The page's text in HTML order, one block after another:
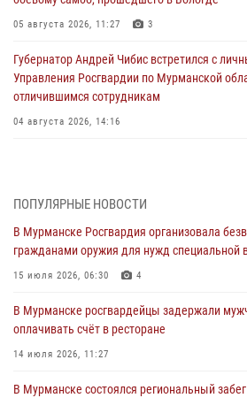
05 августа 2026, 11:27 3
Губернатор Андрей Чибис встретился с
Управления Росгвардии по Мурманской
отличившимся сотрудникам
04 августа 2026, 14:16
04 августа 2026, 08:54
Морской отряд Северо - Западного округа
лет со дня образования
03 августа 2026, 12:23
Сотрудники вневедомственной охраны
хулиганские действия дебошира на
города Кандалакши
ПОПУЛЯРНЫЕ НОВОСТИ
В Мурманске Росгвардия организовала
гражданами оружия для нужд специальной
15 июля 2026, 06:30 4
В Мурманске росгвардейцы задержали
оплачивать счёт в ресторане
14 июля 2026, 11:27
В Мурманске состоялся региональный